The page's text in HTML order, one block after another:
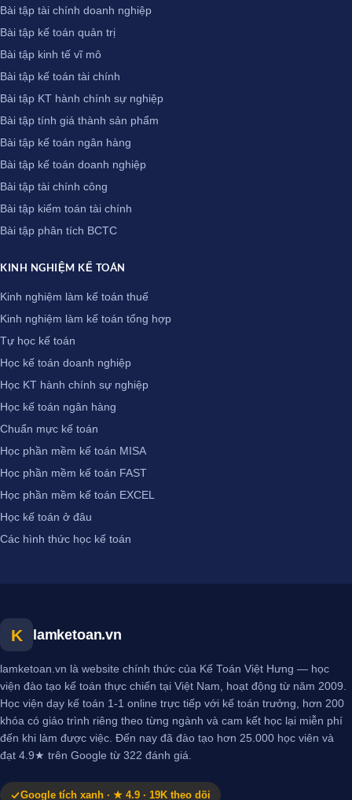
Bài tập tài chính doanh nghiệp
Bài tập kế toán quản trị
Bài tập kinh tế vĩ mô
Bài tập kế toán tài chính
Bài tập KT hành chính sự nghiệp
Bài tập tính giá thành sản phẩm
Bài tập kế toán ngân hàng
Bài tập kế toán doanh nghiệp
Bài tập tài chính công
Bài tập kiểm toán tài chính
Bài tập phân tích BCTC
KINH NGHIỆM KẾ TOÁN
Kinh nghiệm làm kế toán thuế
Kinh nghiệm làm kế toán tổng hợp
Tự học kế toán
Học kế toán doanh nghiệp
Học KT hành chính sự nghiệp
Học kế toán ngân hàng
Chuẩn mực kế toán
Học phần mềm kế toán MISA
Học phần mềm kế toán FAST
Học phần mềm kế toán EXCEL
Học kế toán ở đâu
Các hình thức học kế toán
K lamketoan.vn
lamketoan.vn là website chính thức của Kế Toán Việt Hưng — học
viện đào tạo kế toán thực chiến tại Việt Nam, hoạt động từ năm 2009.
Học viện dạy kế toán 1-1 online trực tiếp với kế toán trưởng, hơn 200
khóa có giáo trình riêng theo từng ngành và cam kết học lại miễn phí
đến khi làm được việc. Đến nay đã đào tạo hơn 25.000 học viên và
đạt 4.9★ trên Google từ 322 đánh giá.
Google tích xanh · ★ 4.9 · 19K theo dõi